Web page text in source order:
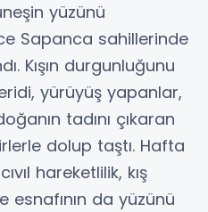
yüzünü
Sapanca sahillerinde
Kışın durgunluğunu
yürüyüş yapanlar,
tadını çıkaran
dolup taştı. Hafta
hareketlilik, kış
esnafının da yüzünü